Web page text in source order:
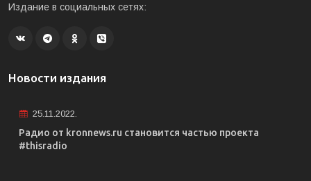
Издание в социальных сетях:
Новости издания
25.11.2022.
Радио от kronnews.ru становится частью проекта
#thisradio